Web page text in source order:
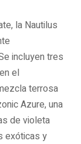
la Nautilus
incluyen tres
el
terrosa
Azure, una
de violeta
exóticas y